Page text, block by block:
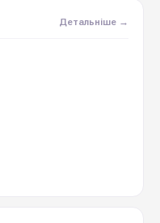
Детальніше →